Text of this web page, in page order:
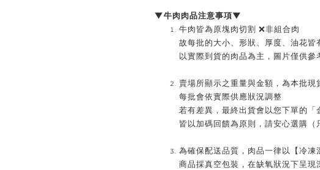
▼牛肉肉品注意事項▼
牛肉皆為原塊肉切割 ❌非組合肉
故每批的大小、形狀、厚度、油花皆
以實際到貨的肉品為主，圖片僅供參
賣場所顯示之重量與金額，為本批現
每批會依實際供應狀況調整
若有差異，最終出貨會以您下單的「
皆以加碼回饋為原則，請安心選購（
為確保配送品質，肉品一律以【冷凍
商品採真空包裝，在缺氧狀況下呈現